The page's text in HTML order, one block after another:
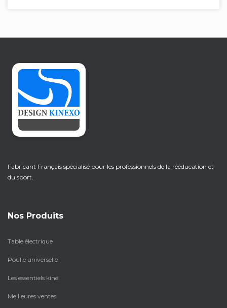
Fabricant Français spécialisé pour les professionnels de la rééducation et
du sport.
Nos Produits
Table électrique
Poulie universelle
Les essentiels kiné
Meilleures ventes